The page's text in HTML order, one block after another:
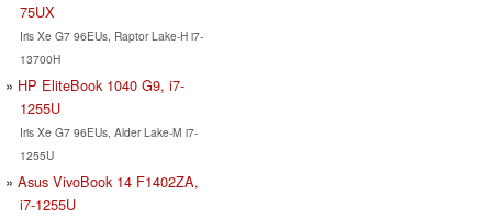
75UX
Iris Xe G7 96EUs, Raptor Lake-H i7-
13700H
HP EliteBook 1040 G9, i7-
1255U
Iris Xe G7 96EUs, Alder Lake-M i7-
1255U
Asus VivoBook 14 F1402ZA,
i7-1255U